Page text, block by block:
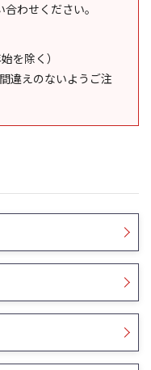
合わせください。
を除く）
違えのないようご注